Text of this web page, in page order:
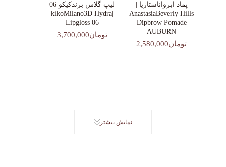
پماد ابرواناستازیا |
AnastasiaBeverly Hills
Dipbrow Pomade
AUBURN
تومان2,580,000
لیپ گلاس‌ برندکیکو 06
|kikoMilano3D Hydra
Lipgloss 06
تومان3,700,000
نمایش بیشتر